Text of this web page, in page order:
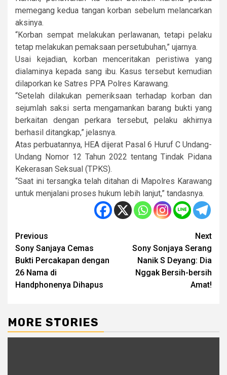
memegang kedua tangan korban sebelum melancarkan
aksinya.
“Korban sempat melakukan perlawanan, tetapi pelaku
tetap melakukan pemaksaan persetubuhan,” ujarnya.
Usai kejadian, korban menceritakan peristiwa yang
dialaminya kepada sang ibu. Kasus tersebut kemudian
dilaporkan ke Satres PPA Polres Karawang.
“Setelah dilakukan pemeriksaan terhadap korban dan
sejumlah saksi serta mengamankan barang bukti yang
berkaitan dengan perkara tersebut, pelaku akhirnya
berhasil ditangkap,” jelasnya.
Atas perbuatannya, HEA dijerat Pasal 6 Huruf C Undang-
Undang Nomor 12 Tahun 2022 tentang Tindak Pidana
Kekerasan Seksual (TPKS).
“Saat ini tersangka telah ditahan di Mapolres Karawang
untuk menjalani proses hukum lebih lanjut,” tandasnya.
Post
navigation
Previous
Sony Sanjaya Cemas
Bukti Percakapan dengan
26 Nama di
Handphonenya Dihapus
Next
Sony Sonjaya Serang
Nanik S Deyang: Dia
Nggak Bersih-bersih
Amat!
MORE STORIES